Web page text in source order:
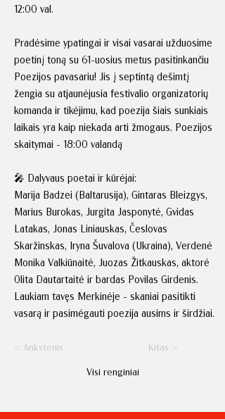
12:00 val.
Pradėsime ypatingai ir visai vasarai užduosime
poetinį toną su 61-uosius metus pasitinkančiu
Poezijos pavasariu! Jis į septintą dešimtį
žengia su atjaunėjusia festivalio organizatorių
komanda ir tikėjimu, kad poezija šiais sunkiais
laikais yra kaip niekada arti žmogaus. Poezijos
skaitymai - 18:00 valandą
🎤 Dalyvaus poetai ir kūrėjai:
Marija Badzei (Baltarusija), Gintaras Bleizgys,
Marius Burokas, Jurgita Jasponytė, Gvidas
Latakas, Jonas Liniauskas, Česlovas
Skaržinskas, Iryna Šuvalova (Ukraina), Verdenė
Monika Valkiūnaitė, Juozas Žitkauskas, aktorė
Olita Dautartaitė ir bardas Povilas Girdenis.
Laukiam tavęs Merkinėje - skaniai pasitikti
vasarą ir pasimėgauti poezija ausims ir širdžiai.
< Ankstenis
Visi renginiai
Kitas >